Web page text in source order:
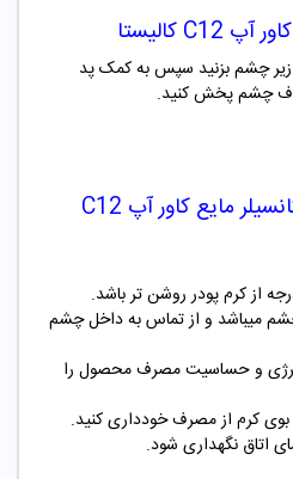
آپ C12 کالیستا
زیر چشم بزنید سپس به کمک پد
چشم پخش کنید.
مایع کاور آپ C12
از کرم پودر روشن تر باشد.
میباشد و از تماس به داخل چشم
و حساسیت مصرف محصول را
کرم از مصرف خودداری کنید.
اتاق نگهداری شود.